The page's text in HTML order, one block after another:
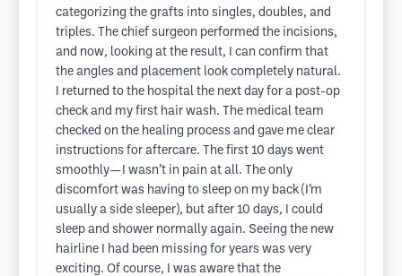
categorizing the grafts into singles, doubles, and
triples. The chief surgeon performed the incisions,
and now, looking at the result, I can confirm that
the angles and placement look completely natural.
I returned to the hospital the next day for a post-op
check and my first hair wash. The medical team
checked on the healing process and gave me clear
instructions for aftercare. The first 10 days went
smoothly—I wasn’t in pain at all. The only
discomfort was having to sleep on my back (I’m
usually a side sleeper), but after 10 days, I could
sleep and shower normally again. Seeing the new
hairline I had been missing for years was very
exciting. Of course, I was aware that the